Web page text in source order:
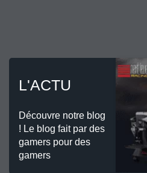
L'ACTU
Découvre notre blog
! Le blog fait par des
gamers pour des
gamers